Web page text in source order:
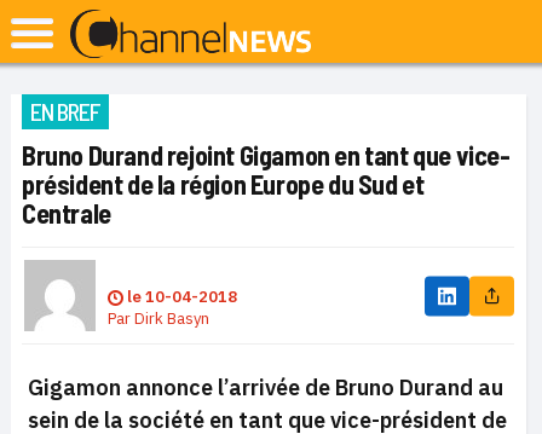
EN BREF
Bruno Durand rejoint Gigamon en tant que vice-
président de la région Europe du Sud et
Centrale
le10-04-2018
ParDirk Basyn
Gigamon annonce l’arrivée de Bruno Durand au
sein de la société en tant que vice-président de